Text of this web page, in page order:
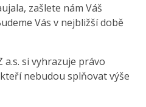
zašlete nám Váš
Vás v nejbližší době
a.s. si vyhrazuje právo
nebudou splňovat výše